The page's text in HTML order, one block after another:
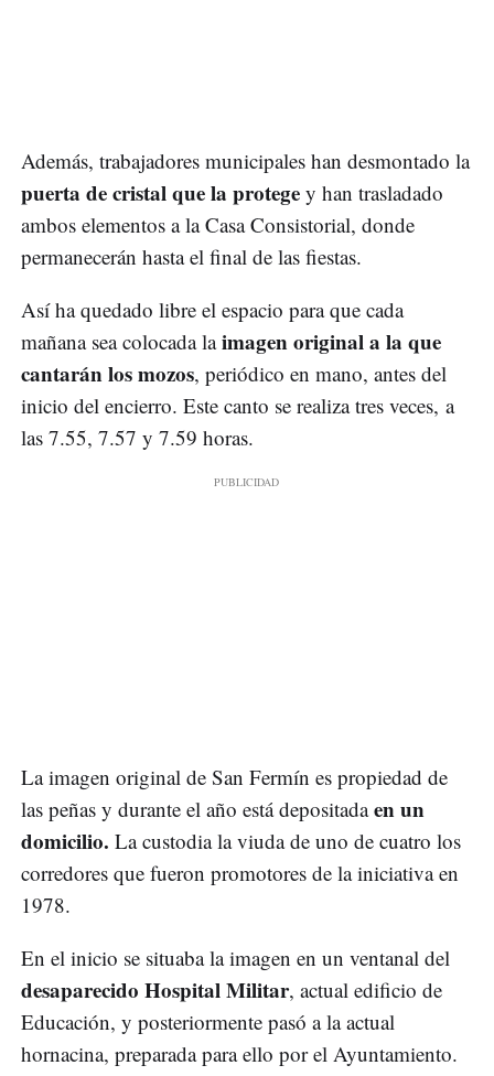
Además, trabajadores municipales han desmontado la
puerta de cristal que la protege y han trasladado
ambos elementos a la Casa Consistorial, donde
permanecerán hasta el final de las fiestas.
Así ha quedado libre el espacio para que cada
mañana sea colocada laimagen original a la que
cantarán los mozos, periódico en mano, antes del
inicio del encierro. Este canto se realiza tres veces, a
las 7.55, 7.57 y 7.59 horas.
La imagen original de San Fermín es propiedad de
las peñas y durante el año está depositadaen un
domicilio. La custodia la viuda de uno de cuatro los
corredores que fueron promotores de la iniciativa en
1978.
En el inicio se situaba la imagen en un ventanal del
desaparecido Hospital Militar, actual edificio de
Educación, y posteriormente pasó a la actual
hornacina, preparada para ello por el Ayuntamiento.